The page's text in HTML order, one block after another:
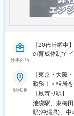
仕事内容
【20代活躍中
の育成体制で
勤務地
【東京・大阪
勤務！＜転居
で、基本的に
ン歓迎！■東京
IKEBUKURO 5
【最寄り駅】
池袋駅、東梅
駅(沖縄県)、中